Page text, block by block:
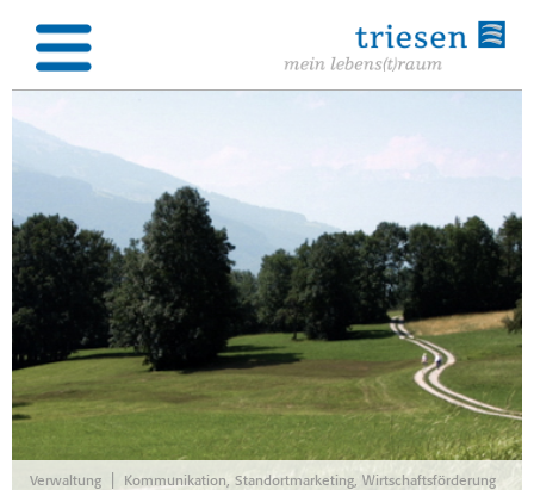
Verwaltung Kommunikation, Standortmarketing, Wirtschaftsförderung